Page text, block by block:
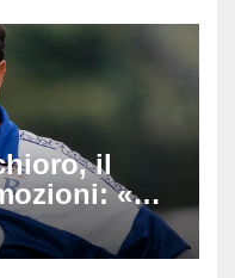
il
«Ha